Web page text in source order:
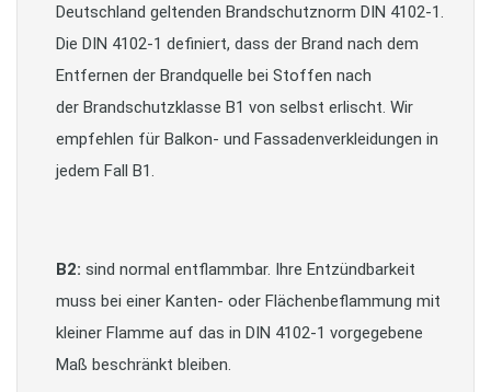
Deutschland geltenden Brandschutznorm DIN 4102-1.
Die DIN 4102-1 definiert, dass der Brand nach dem
Entfernen der Brandquelle bei Stoffen nach
der Brandschutzklasse B1 von selbst erlischt. Wir
empfehlen für Balkon- und Fassadenverkleidungen in
jedem Fall B1.
B2: sind normal entflammbar. Ihre Entzündbarkeit
muss bei einer Kanten- oder Flächenbeflammung mit
kleiner Flamme auf das in DIN 4102-1 vorgegebene
Maß beschränkt bleiben.